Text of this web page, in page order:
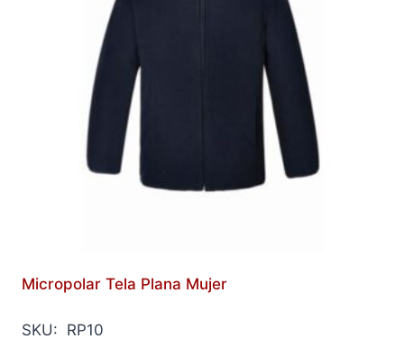
Micropolar Tela Plana Mujer
SKU: RP10